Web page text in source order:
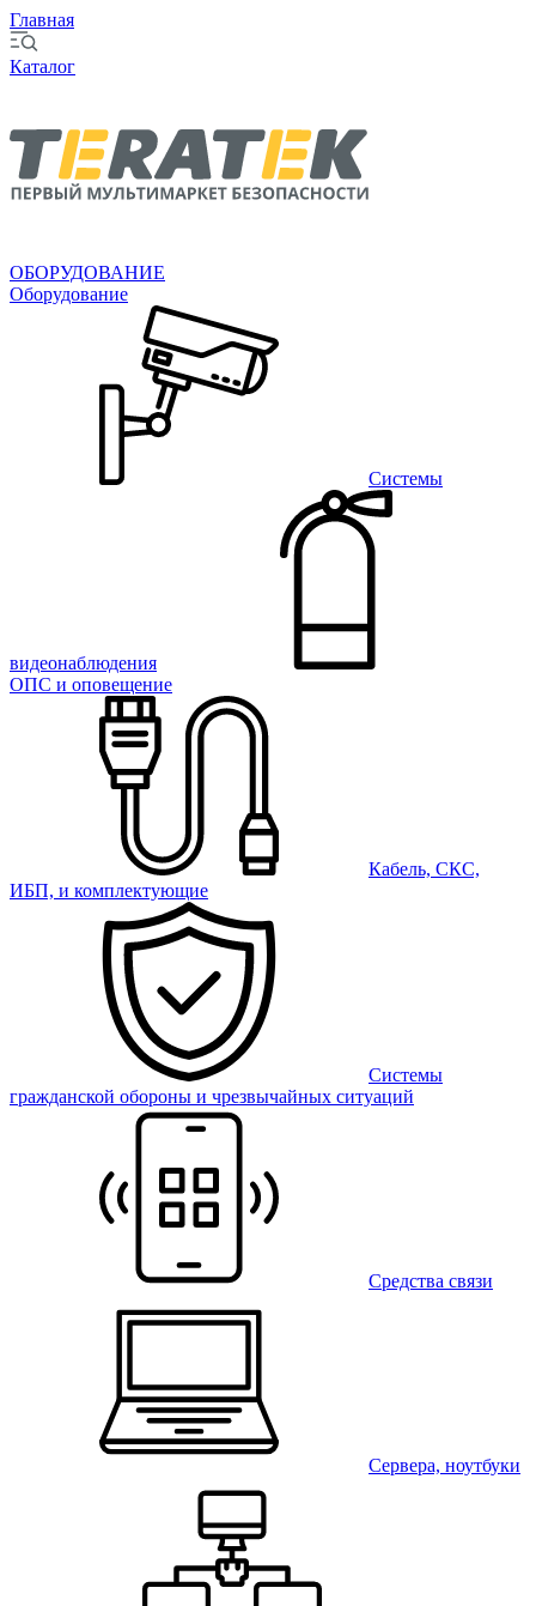
Главная
Каталог
ОБОРУДОВАНИЕ
Оборудование
Системы
видеонаблюдения
ОПС и оповещение
Кабель, СКС,
ИБП, и комплектующие
Системы
гражданской обороны и чрезвычайных ситуаций
Средства связи
Сервера, ноутбуки